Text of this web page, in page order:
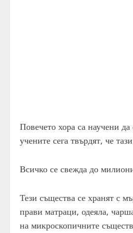
Повечето хора са научени
учените сега твърдят, че
Всичко се свежда до
Тези същества се хранят с
прави матраци, одеяла,
на микроскопичните